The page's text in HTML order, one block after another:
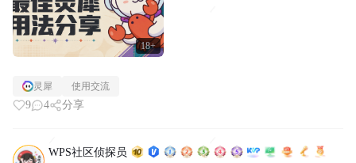
18+
灵犀 使用交流
9 4 分享
WPS社区侦探员